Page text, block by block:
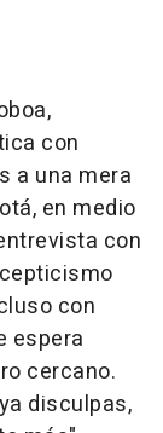
con
a una mera
en medio
con
con
espera
cercano.
disculpas,